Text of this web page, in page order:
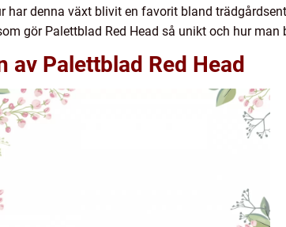
denna växt blivit en favorit bland
gör Palettblad Red Head så unikt och hur man
av Palettblad Red Head